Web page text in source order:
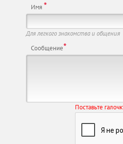
Имя*
Для легкого знакомства и общения
Сообщение*
Поставьте